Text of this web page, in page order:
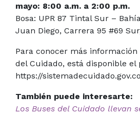
mayo: 8:00 a.m. a 2:00 p.m.
Bosa: UPR 87 Tintal Sur –
Juan Diego, Carrera 95 #69
Para conocer más información
del Cuidado, está disponible el
https://
También puede interesarte:
Los Buses del Cuidado llevan